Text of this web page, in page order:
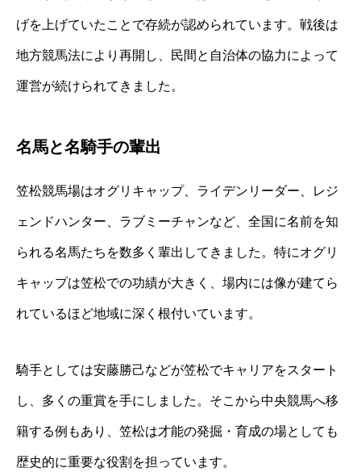
げを上げていたことで存続が認められています。戦後は
地方競馬法により再開し、民間と自治体の協力によって
運営が続けられてきました。
名馬と名騎手の輩出
笠松競馬場はオグリキャップ、ライデンリーダー、レジ
ェンドハンター、ラブミーチャンなど、全国に名前を知
られる名馬たちを数多く輩出してきました。特にオグリ
キャップは笠松での功績が大きく、場内には像が建てら
れているほど地域に深く根付いています。
騎手としては安藤勝己などが笠松でキャリアをスタート
し、多くの重賞を手にしました。そこから中央競馬へ移
籍する例もあり、笠松は才能の発掘・育成の場としても
歴史的に重要な役割を担っています。